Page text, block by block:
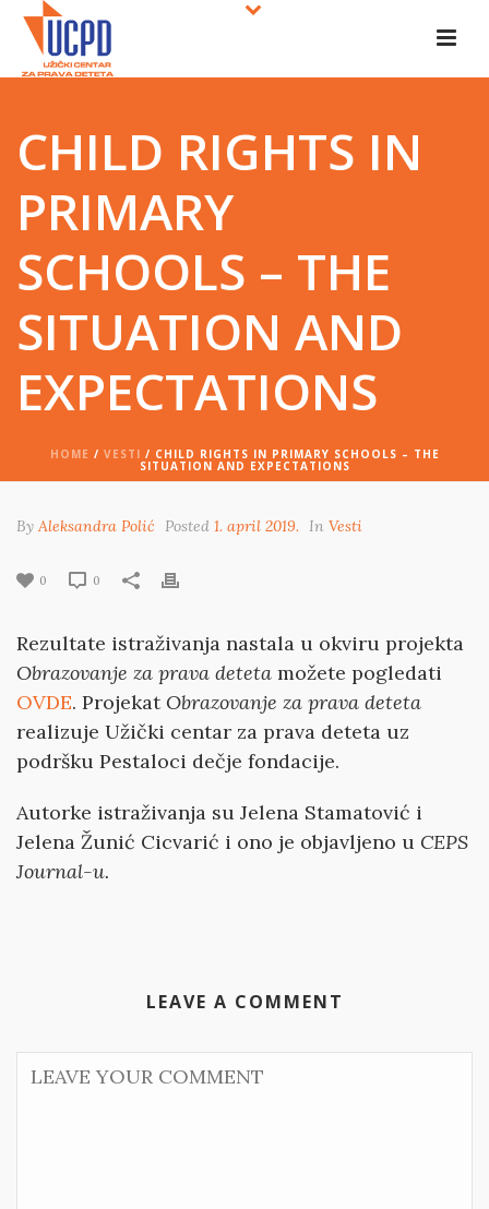
CHILD RIGHTS IN
PRIMARY
SCHOOLS – THE
SITUATION AND
EXPECTATIONS
HOME / VESTI / CHILD RIGHTS IN PRIMARY SCHOOLS – THE
SITUATION AND EXPECTATIONS
By Aleksandra Polić Posted 1. april 2019. In Vesti
0 0
Rezultate istraživanja nastala u okviru projekta
Obrazovanje za prava deteta možete pogledati
OVDE. Projekat Obrazovanje za prava deteta
realizuje Užički centar za prava deteta uz
podršku Pestaloci dečje fondacije.
Autorke istraživanja su Jelena Stamatović i
Jelena Žunić Cicvarić i ono je objavljeno u CEPS
Journal-u.
LEAVE A COMMENT